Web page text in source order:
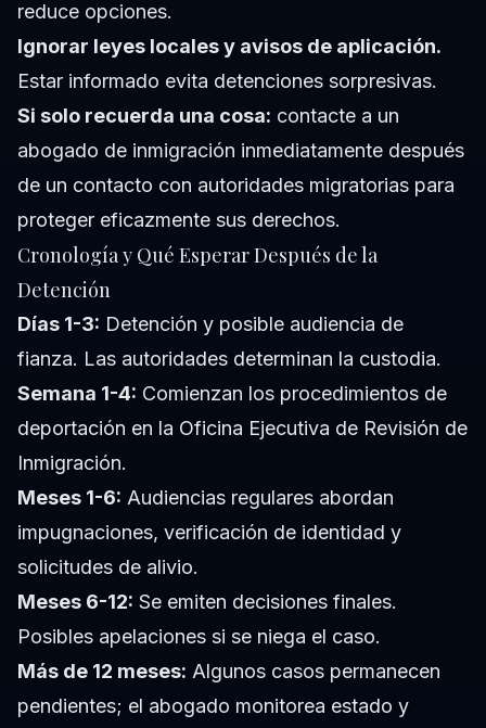
reduce opciones.
Ignorar leyes locales y avisos de aplicación.
Estar informado evita detenciones sorpresivas.
Si solo recuerda una cosa: contacte a un
abogado de inmigración inmediatamente después
de un contacto con autoridades migratorias para
proteger eficazmente sus derechos.
Cronología y Qué Esperar Después de la
Detención
Días 1-3: Detención y posible audiencia de
fianza. Las autoridades determinan la custodia.
Semana 1-4: Comienzan los procedimientos de
deportación en la Oficina Ejecutiva de Revisión de
Inmigración.
Meses 1-6: Audiencias regulares abordan
impugnaciones, verificación de identidad y
solicitudes de alivio.
Meses 6-12: Se emiten decisiones finales.
Posibles apelaciones si se niega el caso.
Más de 12 meses: Algunos casos permanecen
pendientes; el abogado monitorea estado y